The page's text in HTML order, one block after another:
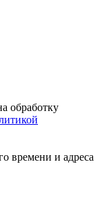
обработку
времени и адреса